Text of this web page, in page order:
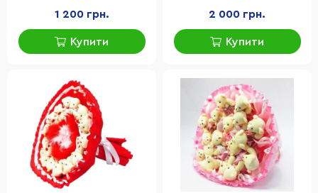
1 200 грн.
Купити
2 000 грн.
Купити